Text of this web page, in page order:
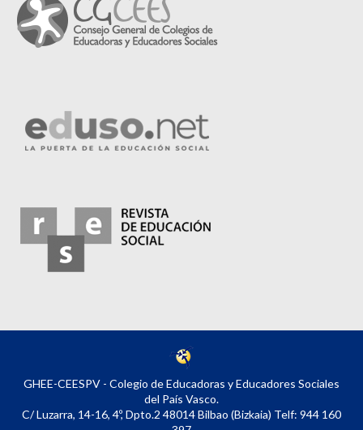
GHEE-CEESPV - Colegio de Educadoras y Educadores Sociales
del País Vasco.
C/ Luzarra, 14-16, 4º, Dpto.2 48014 Bilbao (Bizkaia) Telf: 944 160